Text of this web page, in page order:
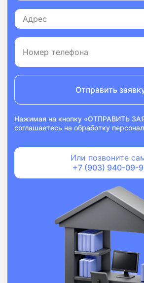
Отправить
Нажимая на кнопку «ОТПРАВИТЬ
соглашаетесь на обработку
Или позвоните
+7 (903) 940-09-